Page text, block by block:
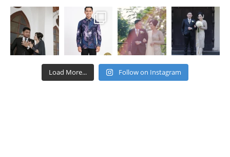
Load More... Follow on Instagram